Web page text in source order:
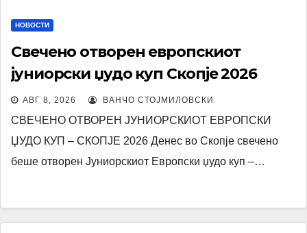
НОВОСТИ
Свечено отворен европскиот
јуниорски џудо куп Скопје 2026
АВГ 8, 2026 ВАНЧО СТОЈМИЛОВСКИ
СВЕЧЕНО ОТВОРЕН ЈУНИОРСКИОТ ЕВРОПСКИ
ЏУДО КУП – СКОПЈЕ 2026 Денес во Скопје свечено
беше отворен Јуниорскиот Европски џудо куп –…